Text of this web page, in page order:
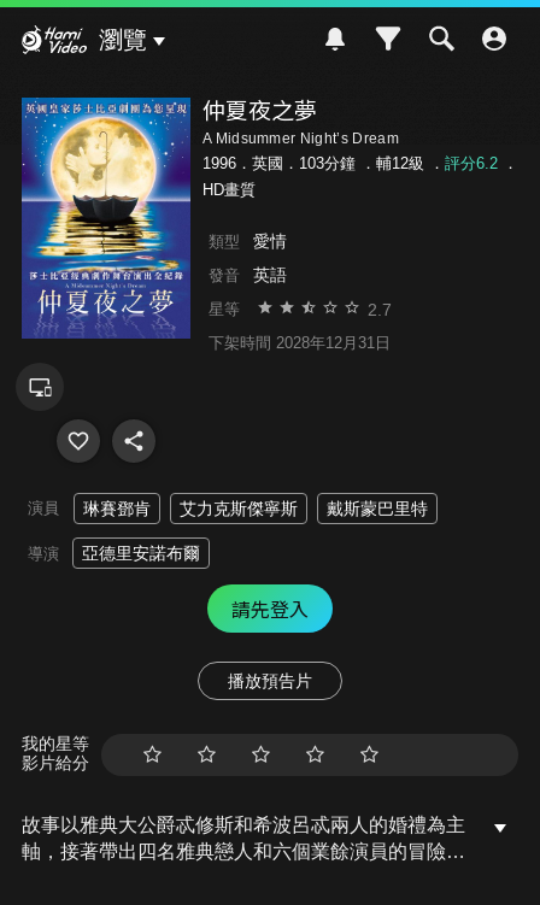
瀏覽
仲夏夜之夢
A Midsummer Night’s Dream
1996．英國．103分鐘 ． 輔12級 ． 評分6.2．
HD畫質
類型 愛情
發音 英語
星等 2.7
下架時間 2028年12月31日
演員 琳賽鄧肯 艾力克斯傑寧斯 戴斯蒙巴里特
導演 亞德里安諾布爾
請先登入
播放預告片
我的星等
影片給分
故事以雅典大公爵忒修斯和希波呂忒兩人的婚禮為主
軸，接著帶出四名​​雅典戀人和六個業餘演員的冒險經